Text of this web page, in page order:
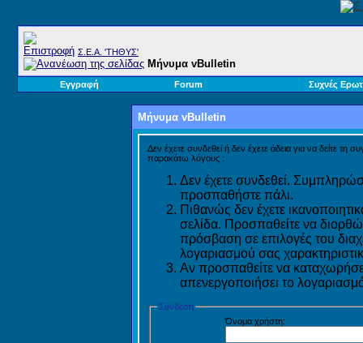
Σ.E.A. 'ΤΗΘΥΣ'
Μήνυμα vBulletin
Εγγραφή Forum Συχνές
Μήνυμα vBulletin
Δεν έχετε συνδεθεί ή δεν έχετε άδεια για να δείτε τη
παρακάτω λόγους :
Δεν έχετε συνδεθεί.
προσπαθήστε πάλι.
Πιθανώς δεν έχετε
σελίδα. Προσπαθείτε να
πρόσβαση σε επιλογές του
λογαριασμού σας
Αν προσπαθείτε να
απενεργοποιήσει το
Σύνδεση
Όνομα χρήστη: